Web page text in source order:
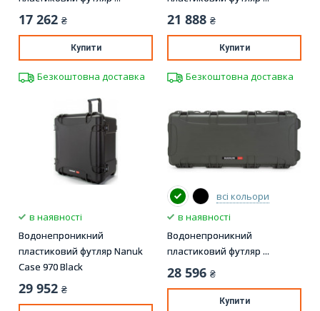
17 262 ₴
Купити
Безкоштовна доставка
21 888 ₴
Купити
Безкоштовна доставка
в наявності
Водонепроникний
пластиковий футляр Nanuk
Case 970 Black
29 952 ₴
всі кольори
в наявності
Водонепроникний
пластиковий футляр ...
28 596 ₴
Купити